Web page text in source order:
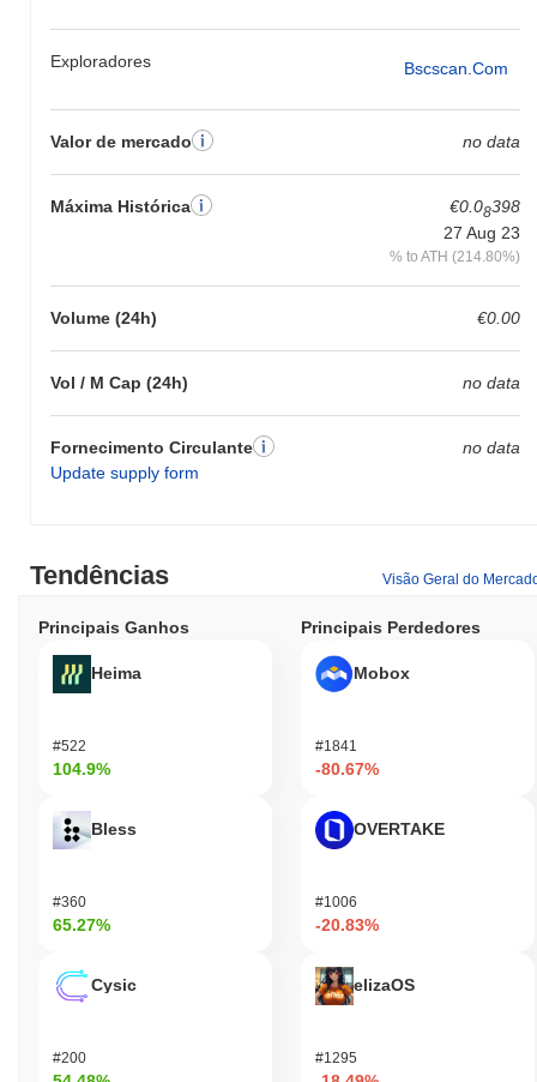
Exploradores Bscscan.com
Valor de mercado no data
Máxima Histórica €0.08398
27 Aug 23
% to ATH (214.80%)
Volume (24h) €0.00
Vol / M Cap (24h) no data
Fornecimento Circulante
Update supply form
no data
Tendências Visão Geral do
Principais Ganhos
Heima
#522
104.9%
Bless
#360
65.27%
Cysic
#200
Principais Perdedores
Mobox
#1841
-80.67%
OVERTAKE
#1006
-20.83%
elizaOS
#1295